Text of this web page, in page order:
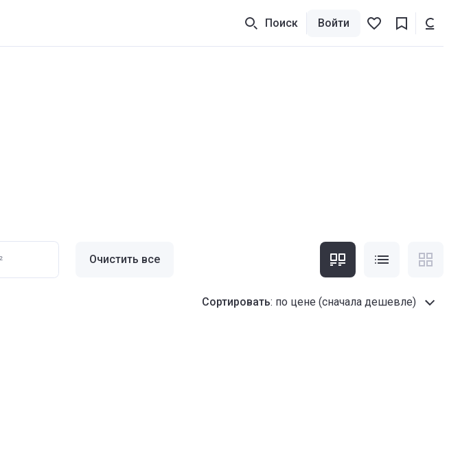
Поиск Войти
Очистить все
Сортировать: по цене (сначала дешевле)